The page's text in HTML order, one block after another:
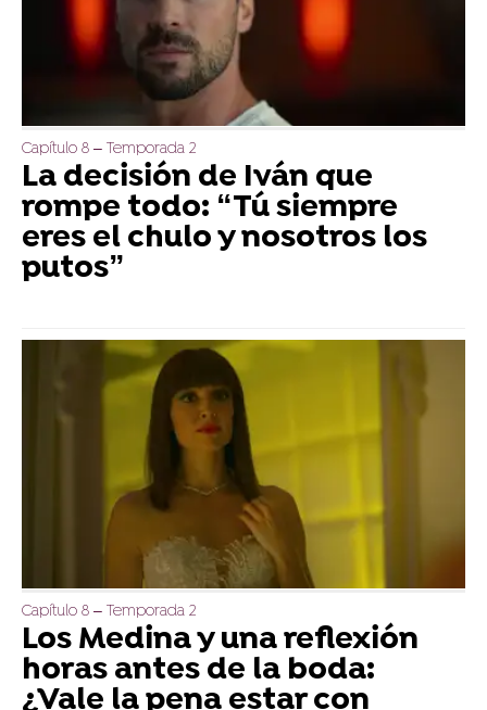
Capítulo 8 – Temporada 2
La decisión de Iván que
rompe todo: “Tú siempre
eres el chulo y nosotros los
putos”
Capítulo 8 – Temporada 2
Los Medina y una reflexión
horas antes de la boda:
¿Vale la pena estar con